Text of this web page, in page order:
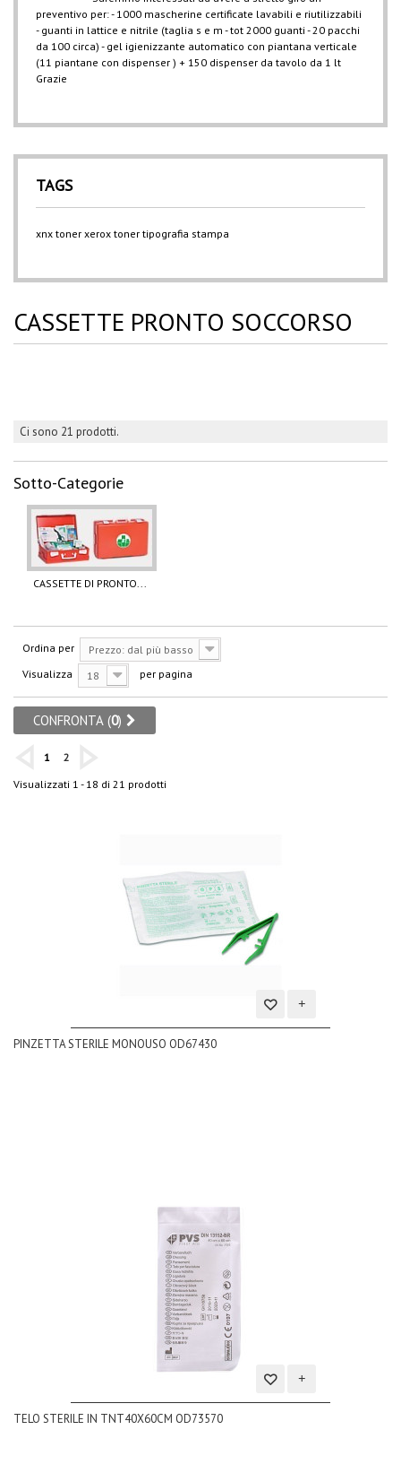
preventivo per: - 1000 mascherine certificate lavabili e riutilizzabili
- guanti in lattice e nitrile (taglia s e m - tot 2000 guanti - 20 pacchi
da 100 circa) - gel igienizzante automatico con piantana verticale
(11 piantane con dispenser ) + 150 dispenser da tavolo da 1 lt
Grazie
TAGS
xnx toner xerox toner tipografia stampa
CASSETTE PRONTO SOCCORSO
Ci sono 21 prodotti.
Sotto-Categorie
CASSETTE DI PRONTO...
Ordina per
Prezzo: dal più basso
Visualizza
18 per pagina
CONFRONTA (0)
1
2
Visualizzati 1 - 18 di 21 prodotti
Aggiungi
PINZETTA STERILE MONOUSO OD67430
Aggiungi
TELO STERILE IN TNT40X60CM OD73570